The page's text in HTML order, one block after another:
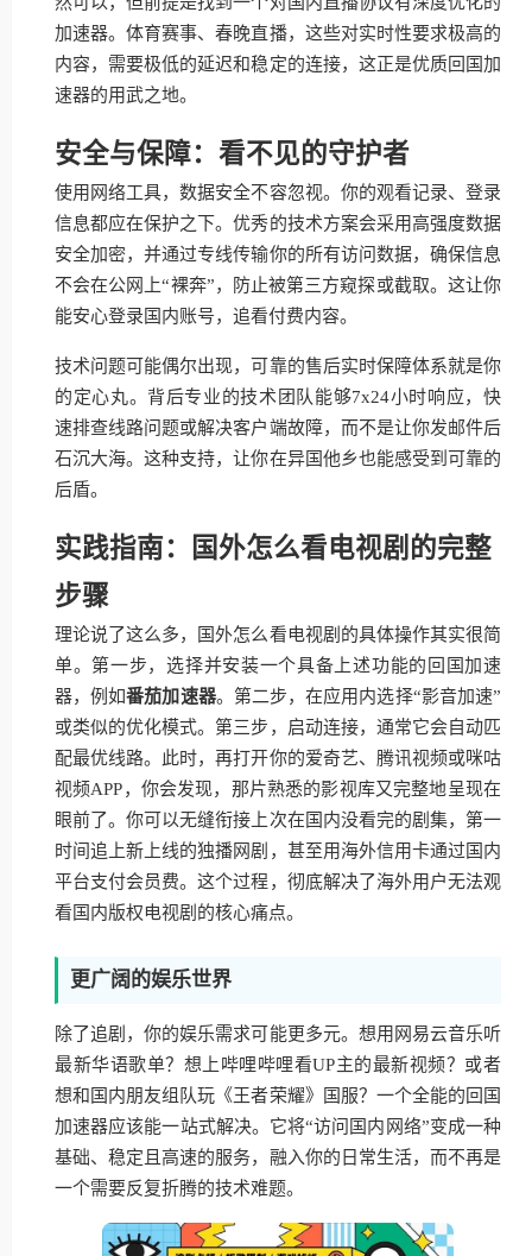
加速器。体育赛事、春晚直播，这些对实时性要求极高的
内容，需要极低的延迟和稳定的连接，这正是优质回国加
速器的用武之地。
安全与保障：看不见的守护者
使用网络工具，数据安全不容忽视。你的观看记录、登录
信息都应在保护之下。优秀的技术方案会采用高强度数据
安全加密，并通过专线传输你的所有访问数据，确保信息
不会在公网上“裸奔”，防止被第三方窥探或截取。这让你
能安心登录国内账号，追看付费内容。
技术问题可能偶尔出现，可靠的售后实时保障体系就是你
的定心丸。背后专业的技术团队能够7x24小时响应，快
速排查线路问题或解决客户端故障，而不是让你发邮件后
石沉大海。这种支持，让你在异国他乡也能感受到可靠的
后盾。
实践指南：国外怎么看电视剧的完整
步骤
理论说了这么多，国外怎么看电视剧的具体操作其实很简
单。第一步，选择并安装一个具备上述功能的回国加速
器，例如番茄加速器。第二步，在应用内选择“影音加速”
或类似的优化模式。第三步，启动连接，通常它会自动匹
配最优线路。此时，再打开你的爱奇艺、腾讯视频或咪咕
视频APP，你会发现，那片熟悉的影视库又完整地呈现在
眼前了。你可以无缝衔接上次在国内没看完的剧集，第一
时间追上新上线的独播网剧，甚至用海外信用卡通过国内
平台支付会员费。这个过程，彻底解决了海外用户无法观
看国内版权电视剧的核心痛点。
更广阔的娱乐世界
除了追剧，你的娱乐需求可能更多元。想用网易云音乐听
最新华语歌单？想上哔哩哔哩看UP主的最新视频？或者
想和国内朋友组队玩《王者荣耀》国服？一个全能的回国
加速器应该能一站式解决。它将“访问国内网络”变成一种
基础、稳定且高速的服务，融入你的日常生活，而不再是
一个需要反复折腾的技术难题。